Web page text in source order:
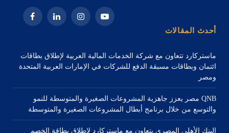
يوتيوب الانستغراملينكدإن فيسبوك
أحدث المقالات
ماستركارد تتعاون مع شركة الخدمات المالية العربية لإطلاق بطاقات
ائتمان وبطاقات مسبقة الدفع للشركات في الإمارات العربية المتحدة
ومصر
QNB مصر يعزز جاهزية المشروعات الصغيرة والمتوسطة للنمو
والتوسع من خلال برنامج أبطال المشروعات الصغيرة والمتوسطة
البنك الأهلي المصري يتعاون مع ماستركارد لإطلاق بطاقة الخصم